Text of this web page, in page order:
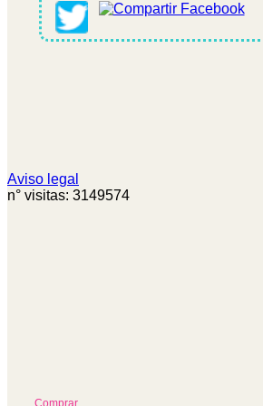
Aviso legal
n° visitas: 3149574
Comprar